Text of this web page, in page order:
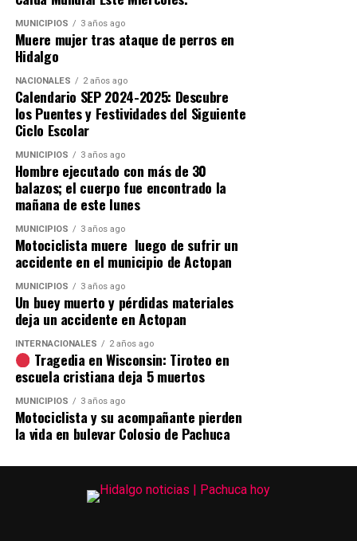
MUNICIPIOS 3 años ago
Muere mujer tras ataque de perros en
Hidalgo
NACIONALES 2 años ago
Calendario SEP 2024-2025: Descubre
los Puentes y Festividades del Siguiente
Ciclo Escolar
MUNICIPIOS 3 años ago
Hombre ejecutado con más de 30
balazos; el cuerpo fue encontrado la
mañana de este lunes
MUNICIPIOS 3 años ago
Motociclista muere luego de sufrir un
accidente en el municipio de Actopan
MUNICIPIOS 3 años ago
Un buey muerto y pérdidas materiales
deja un accidente en Actopan
INTERNACIONALES 2 años ago
Tragedia en Wisconsin: Tiroteo en
escuela cristiana deja 5 muertos
MUNICIPIOS 3 años ago
Motociclista y su acompañante pierden
la vida en bulevar Colosio de Pachuca